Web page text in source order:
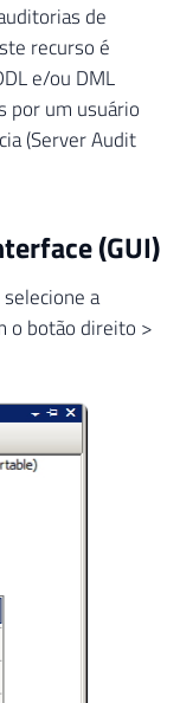
de
recurso é
e/ou DML
por um usuário
(Server Audit
(GUI)
a
o botão direito >